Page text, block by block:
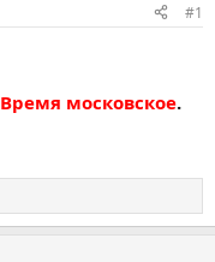
#1
Время московское.